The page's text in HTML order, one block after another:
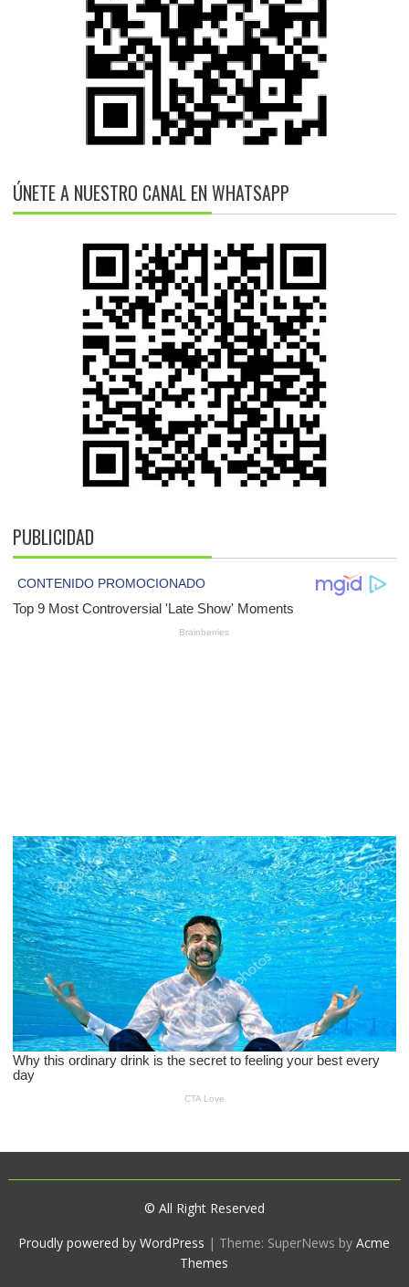
ÚNETE A NUESTRO CANAL EN WHATSAPP
PUBLICIDAD
© All Right Reserved
Proudly powered by WordPress | Theme: SuperNews byAcme
Themes